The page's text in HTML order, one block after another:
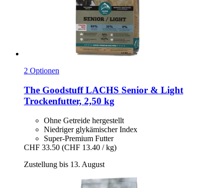
2 Optionen
The GoodstuffLACHS Senior & Light
Trockenfutter, 2,50 kg
Ohne Getreide hergestellt
Niedriger glykämischer Index
Super-Premium Futter
CHF 33.50 (CHF 13.40 / kg)
Zustellung bis 13. August